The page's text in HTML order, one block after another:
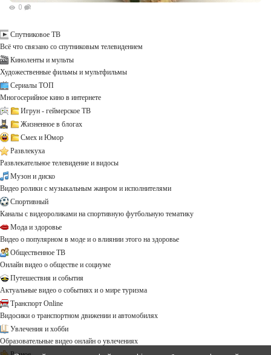
0
Спутниковое ТВ
Всё что связано со спутниковым телевидением
Киноленты и мульты
Художественные фильмы и мультфильмы
Сериалы ТОП
Многосерийное кино в интернете
Игрун - геймерское ТВ
Жизненное в блогах
Смех и Юмор
Развлекуха
Развлекательное телевидение и видосы
Музон и диско
Видео ролики с музыкальным жанром и исполнителями
Спортивный
Каналы с видеороликами на спортивную футбольную тематику
Мода и здоровье
Видео о популярном в моде и о влиянии этого на здоровье
Общественное ТВ
Онлайн видео о обществе и социуме
Путешествия и события
Актуальные видео о событиях и о мире туризма
Транспорт Online
Видосики о транспортном движении и автомобилях
Увлечения и хобби
Образовательные видео онлайн о увлечениях